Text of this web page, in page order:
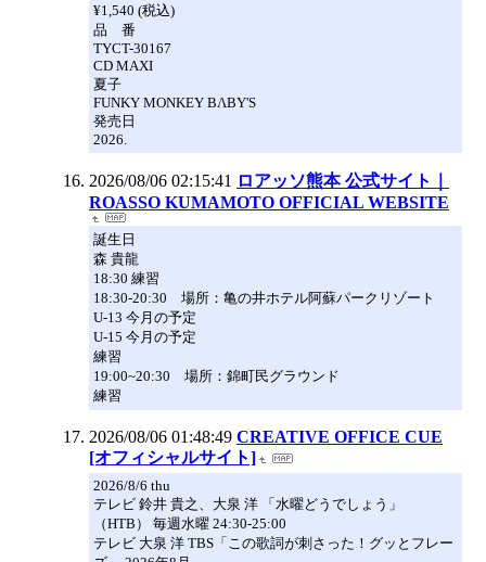
¥1,540 (税込)
品 番
TYCT-30167
CD MAXI
夏子
FUNKY MONKEY BΛBY'S
発売日
2026.
2026/08/06 02:15:41 ロアッソ熊本 公式サイト｜
ROASSO KUMAMOTO OFFICIAL WEBSITE
誕生日
森 貴龍
18:30 練習
18:30-20:30 場所：亀の井ホテル阿蘇パークリゾート
U-13 今月の予定
U-15 今月の予定
練習
19:00~20:30 場所：錦町民グラウンド
練習
2026/08/06 01:48:49 CREATIVE OFFICE CUE
[オフィシャルサイト]
2026/8/6 thu
テレビ 鈴井 貴之、大泉 洋 「水曜どうでしょう」
（HTB） 毎週水曜 24:30-25:00
テレビ 大泉 洋 TBS「この歌詞が刺さった！グッとフレー